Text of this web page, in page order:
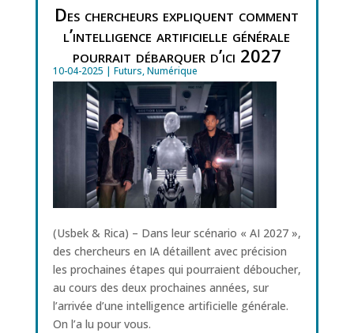
Des chercheurs expliquent comment
l’intelligence artificielle générale
pourrait débarquer d’ici 2027
10-04-2025 | Futurs,Numérique
(Usbek & Rica) – Dans leur scénario « AI 2027 »,
des chercheurs en IA détaillent avec précision
les prochaines étapes qui pourraient déboucher,
au cours des deux prochaines années, sur
l’arrivée d’une intelligence artificielle générale.
On l’a lu pour vous.